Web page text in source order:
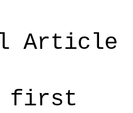
Article
first